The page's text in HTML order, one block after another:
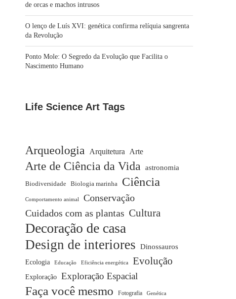
de orcas e machos intrusos
O lenço de Luís XVI: genética confirma relíquia sangrenta
da Revolução
Ponto Mole: O Segredo da Evolução que Facilita o
Nascimento Humano
Life Science Art Tags
Arqueologia Arquitetura Arte
Arte de Ciência da Vida astronomia
Biodiversidade Biologia marinha Ciência
Comportamento animal
Conservação
Cuidados com as plantas Cultura
Decoração de casa
Design de interiores Dinossauros
Ecologia Educação Eficiência energética Evolução
Exploração Exploração Espacial
Faça você mesmo Fotografia Genética